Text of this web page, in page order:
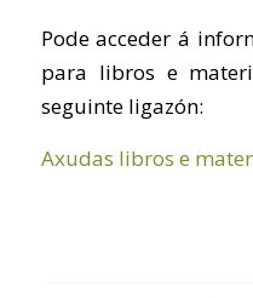
Pode acceder á
para libros e
seguinte ligazón:
Axudas libros e